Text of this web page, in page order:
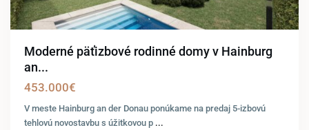
Moderné päťizbové rodinné domy v Hainburg
an...
453.000€
V meste Hainburg an der Donau ponúkame na predaj 5-izbovú
tehlovú novostavbu s úžitkovou p ...